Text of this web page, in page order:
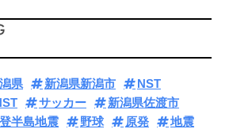
県 新潟県新潟市
NST
サッカー
新潟県佐渡市
半島地震
野球 原発
地震